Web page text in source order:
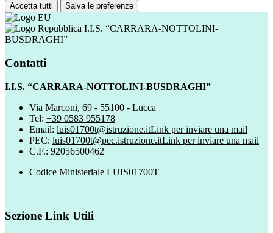
Accetta tutti Salva le preferenze
I.I.S. “CARRARA-NOTTOLINI-
BUSDRAGHI”
Contatti
I.I.S. “CARRARA-NOTTOLINI-BUSDRAGHI”
Via Marconi, 69 - 55100 - Lucca
Tel: +39 0583 955178
Email: luis01700t@istruzione.itLink per inviare una mail
PEC: luis01700t@pec.istruzione.itLink per inviare una mail
C.F.: 92056500462
Codice Ministeriale LUIS01700T
Sezione Link Utili